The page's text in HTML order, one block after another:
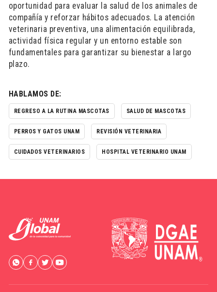
oportunidad para evaluar la salud de los animales de
compañía y reforzar hábitos adecuados. La atención
veterinaria preventiva, una alimentación equilibrada,
actividad física regular y un entorno estable son
fundamentales para garantizar su bienestar a largo
plazo.
HABLAMOS DE:
REGRESO A LA RUTINA MASCOTAS SALUD DE MASCOTAS
PERROS Y GATOS UNAM REVISIÓN VETERINARIA
CUIDADOS VETERINARIOS HOSPITAL VETERINARIO UNAM